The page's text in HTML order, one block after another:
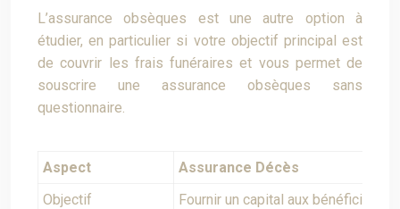
L’assurance obsèques est une autre option à
étudier, en particulier si votre objectif principal est
de couvrir les frais funéraires et vous permet de
souscrire une assurance obsèques sans
questionnaire.
Aspect
Assurance Décès
Objectif
Fournir un capital aux